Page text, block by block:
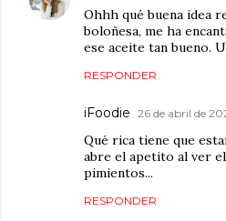
Ohhh qué buena idea
boloñesa, me ha
ese aceite tan bueno.
RESPONDER
iFoodie 26 de abril de
Qué rica tiene que
abre el apetito al ver
pimientos...
RESPONDER